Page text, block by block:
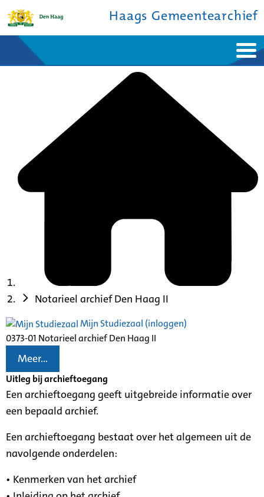
Haags Gemeentearchief
Bronnen en collecties
Notarieel archief Den Haag II
Mijn Studiezaal (inloggen)
0373-01 Notarieel archief Den Haag II
Meer...
Uitleg bij archieftoegang
Een archieftoegang geeft uitgebreide informatie over
een bepaald archief.
Een archieftoegang bestaat over het algemeen uit de
navolgende onderdelen:
• Kenmerken van het archief